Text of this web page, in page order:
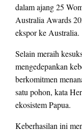
dalam ajang 25
Australia Awards
ekspor ke Australia.
Selain meraih
mengedepankan
berkomitmen
satu pohon, kata
ekosistem Papua.
Keberhasilan ini